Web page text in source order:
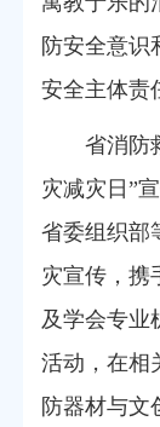
防安全意识
安全主体责
省消防
灾减灾日”
省委组织部
灾宣传，携
及学会专业
活动，在相
防器材与文